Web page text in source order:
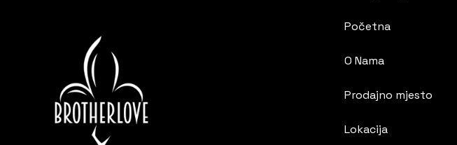
Početna
O Nama
Prodajno mjesto
Lokacija